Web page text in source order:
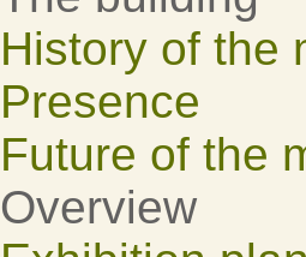
History of the
Presence
Future of the
Overview